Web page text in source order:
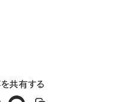
共有する